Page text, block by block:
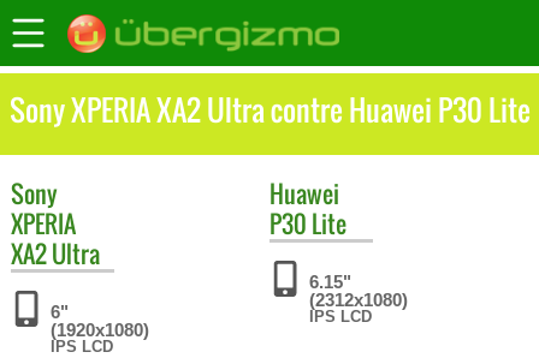
Sony XPERIA XA2 Ultra contre Huawei P30 Lite
Sony
XPERIA
XA2 Ultra
6"
(1920x1080)
IPS LCD
Huawei
P30 Lite
6.15"
(2312x1080)
IPS LCD